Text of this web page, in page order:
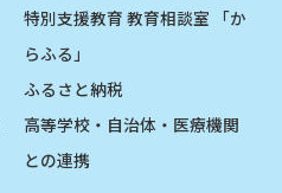
特別支援教育 教育相談室 「か
らふる」
ふるさと納税
高等学校・自治体・医療機関
との連携